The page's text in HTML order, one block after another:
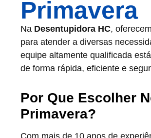
Primavera
Na Desentupidora HC,
para atender a diversas
equipe altamente qualificada
de forma rápida, eficiente e
Por Que Escolher
Primavera?
Com mais de 10 anos de